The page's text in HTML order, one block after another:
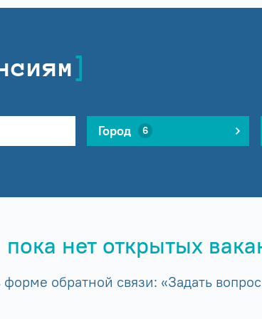
Город 6
нет открытых
обратной связи: «Задать